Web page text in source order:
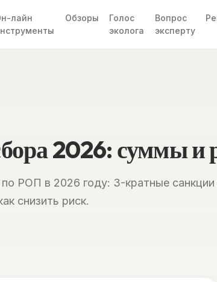
лайн
Обзоры
Голос
эколога
Вопрос
эксперту
2026: суммы и
РОП в 2026 году: 3-кратные санкции
снизить риск.